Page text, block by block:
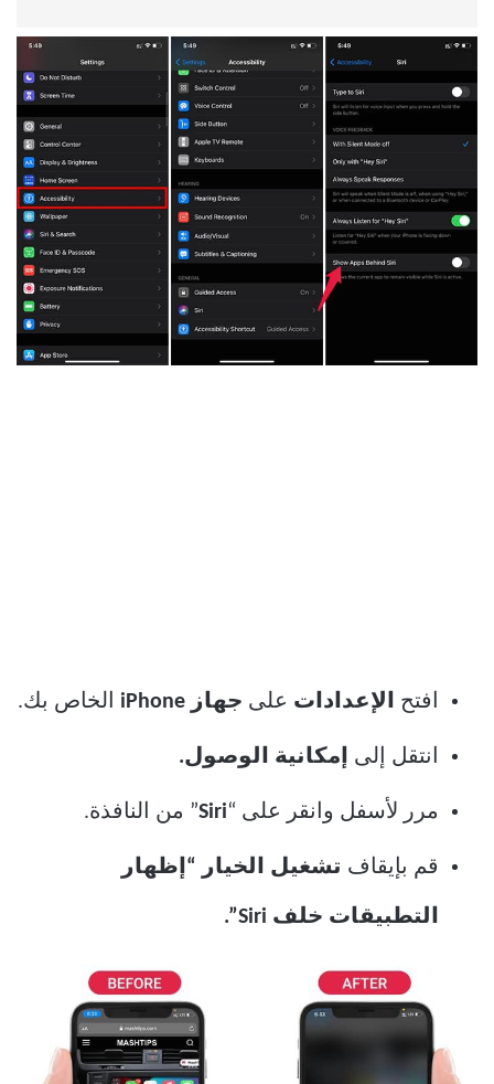
افتح الإعدادات على جهاز iPhone الخاص بك.
انتقل إلى إمكانية الوصول.
مرر لأسفل وانقر على “Siri” من النافذة.
قم بإيقاف تشغيل الخيار “إظهار
التطبيقات خلف Siri”.